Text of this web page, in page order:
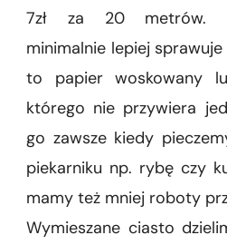
7zł za 20 metrów.
minimalnie lepiej
to papier woskowany
którego nie przywiera
go zawsze kiedy
piekarniku np. rybę czy
mamy też mniej roboty
Wymieszane ciasto